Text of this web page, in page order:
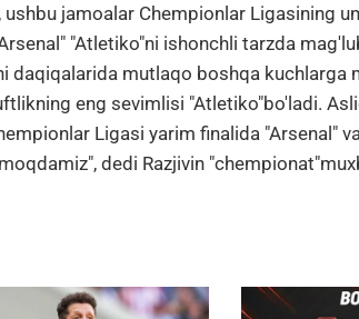
jamoalar Chempionlar Ligasining
"Atletiko"ni ishonchli tarzda
daqiqalarida mutlaqo boshqa kuchlarga
eng sevimlisi "Atletiko"bo'ladi.
Ligasi yarim finalida "Arsenal"
dedi Razjivin